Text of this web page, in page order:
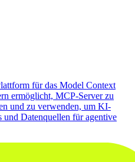
für das Model Context
ermöglicht, MCP-Server zu
und zu verwenden, um KI-
Datenquellen für agentive